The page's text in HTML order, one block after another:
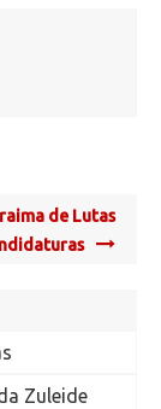
de Lutas
Zuleide